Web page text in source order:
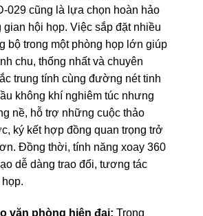
029 cũng là lựa chọn hoàn hảo
gian hội họp. Việc sắp đặt nhiều
bộ trong một phòng họp lớn giúp
chu, thống nhất và chuyên
trung tính cùng đường nét tinh
không khí nghiêm túc nhưng
nề, hỗ trợ những cuộc thảo
ký kết hợp đồng quan trọng trở
Đồng thời, tính năng xoay 360
dễ dàng trao đổi, tương tác
văn phòng hiện đại: Trong